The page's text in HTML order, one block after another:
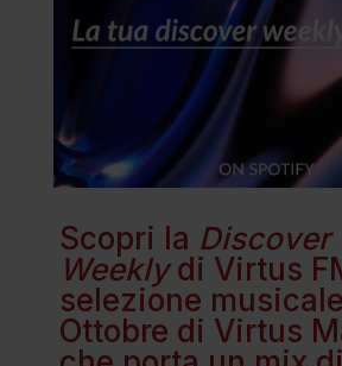
Scopri la Discover
Weeklydi Virtus
selezione
Ottobre di Virtus